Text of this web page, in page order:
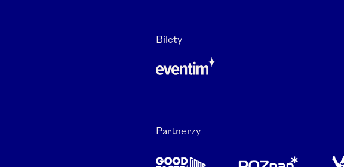
BiletyOtwórz link w nowej karcie.
Partnerzy